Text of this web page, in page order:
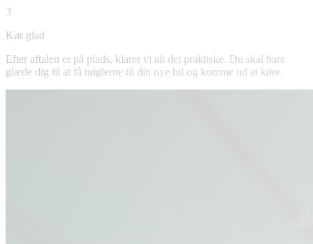
3
Kør glad
Efter aftalen er på plads, klarer vi alt det praktiske. Du skal bare
glæde dig til at få nøglerne til din nye bil og komme ud at køre.